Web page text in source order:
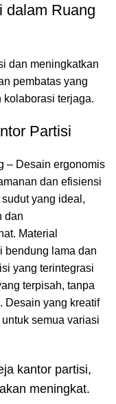
dalam Ruang
dan meningkatkan
pembatas yang
kolaborasi terjaga.
Partisi
– Desain ergonomis
dan efisiensi
yang ideal,
dan
Material
bendung lama dan
yang terintegrasi
terpisah, tanpa
Desain yang kreatif
semua variasi
kantor partisi,
meningkat.